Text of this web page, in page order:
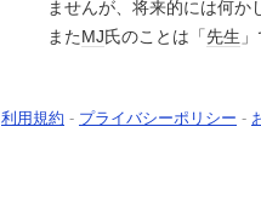
ませんが、将来的には何か
またMJ氏のことは「先生
利用規約 - プライバシーポリシー -